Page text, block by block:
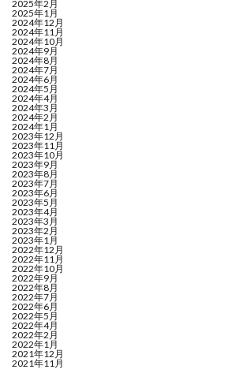
2025年2月
2025年1月
2024年12月
2024年11月
2024年10月
2024年9月
2024年8月
2024年7月
2024年6月
2024年5月
2024年4月
2024年3月
2024年2月
2024年1月
2023年12月
2023年11月
2023年10月
2023年9月
2023年8月
2023年7月
2023年6月
2023年5月
2023年4月
2023年3月
2023年2月
2023年1月
2022年12月
2022年11月
2022年10月
2022年9月
2022年8月
2022年7月
2022年6月
2022年5月
2022年4月
2022年2月
2022年1月
2021年12月
2021年11月